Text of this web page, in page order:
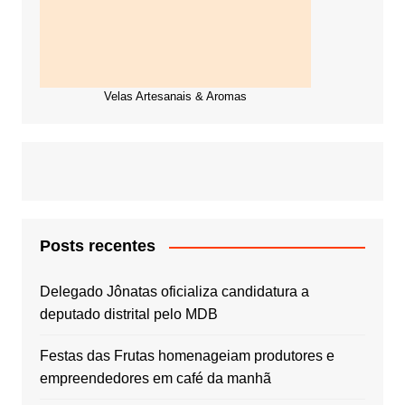
Velas Artesanais & Aromas
Posts recentes
Delegado Jônatas oficializa candidatura a
deputado distrital pelo MDB
Festas das Frutas homenageiam produtores e
empreendedores em café da manhã